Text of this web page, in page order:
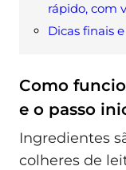
rápido, com
Dicas finais
Como
e o passo
Ingredientes
colheres de